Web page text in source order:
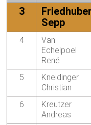
3
Friedhuber
Sepp
4
Van
Echelpoel
René
5
Kneidinger
Christian
6
Kreutzer
Andreas